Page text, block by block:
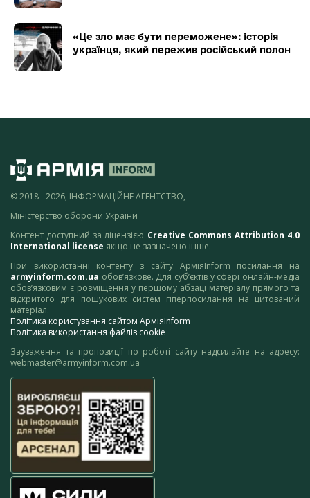
«Це зло має бути переможене»: історія
українця, який пережив російський полон
© 2018 - 2026, ІНФОРМАЦІЙНЕ АГЕНТСТВО,
Міністерство оборони України
Контент доступний за ліцензією Creative Commons Attribution 4.0
International license якщо не зазначено інше.
При використанні контенту з сайту АрміяInform посилання на
armyinform.com.ua обов’язкове. Для суб’єктів у сфері онлайн-медіа
обов’язковим є розміщення у першому абзаці матеріалу прямого та
відкритого для пошукових систем гіперпосилання на цитований
матеріал.
Політика користування сайтом АрміяInform
Політика використання файлів cookie
Зауваження та пропозиції по роботі сайту надсилайте на адресу:
webmaster@armyinform.com.ua